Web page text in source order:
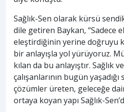
Sağlık-Sen olarak kürsü
dile getiren Baykan, “Sadece
eleştirdiğinin yerine doğruyu
bir anlayışla yol yürüyoruz.
kılan da bu anlayıştır. Sağlık
çalışanlarının bugün
çözümler üreten, geleceğe
ortaya koyan yapı Sağlık-